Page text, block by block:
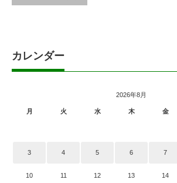
カレンダー
2026年8月
月 火 水 木 金
3 4 5 6 7
10 11 12 13 14